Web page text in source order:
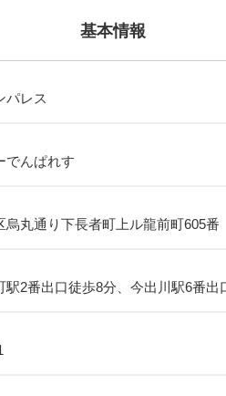
基本情報
パレス
でんぱれす
烏丸通り下長者町上ル龍前町605番
駅2番出口徒歩8分、今出川駅6番出